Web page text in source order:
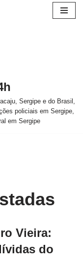
Sergipe e do Brasil,
policiais em Sergipe,
em Sergipe
Vieira:
do